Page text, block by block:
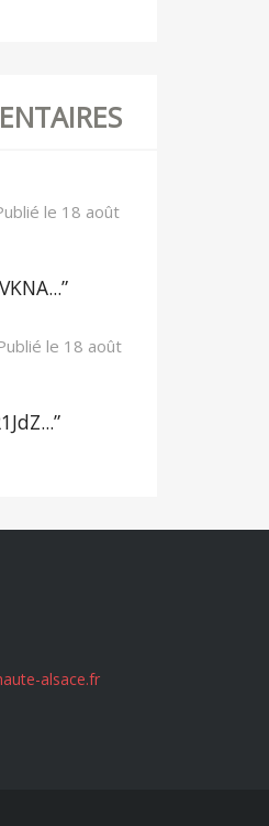
le 18 août
le 18 août
alsace.fr